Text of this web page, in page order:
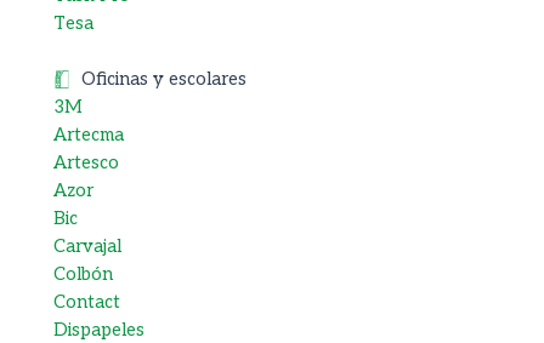
Tesa
Oficinas y escolares
3M
Artecma
Artesco
Azor
Bic
Carvajal
Colbón
Contact
Dispapeles